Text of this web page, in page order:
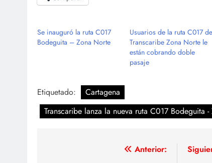
Se inauguró la ruta C017
Bodeguita – Zona Norte
Usuarios de la ruta C017 de
Transcaribe Zona Norte le
están cobrando doble
pasaje
Etiquetado:
Cartagena
Transcaribe lanza la nueva ruta C017 Bodeguita
Anterior: